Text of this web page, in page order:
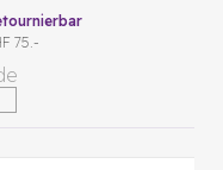
75.-